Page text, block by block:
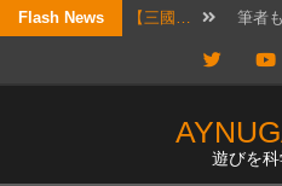
Skip
content
Flash News 【考察… 結構
リク
待って
Twitter
遊びを